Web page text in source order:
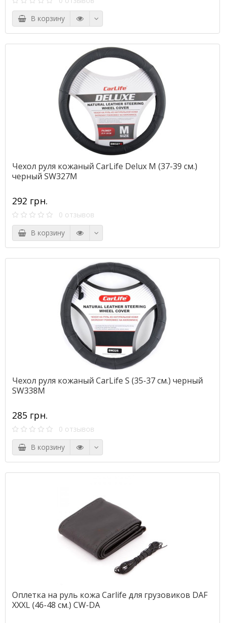
В корзину
Чехол руля кожаный CarLife Delux M (37-39 см.)
черный SW327M
292 грн.
0 отзывов
В корзину
Чехол руля кожаный CarLife S (35-37 см.) черный
SW338M
285 грн.
0 отзывов
В корзину
Оплетка на руль кожа Сarlife для грузовиков DAF
XXXL (46-48 см.) CW-DA